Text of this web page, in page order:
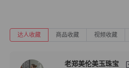
达人收藏 商品收藏 视频收藏
老郑美伦美玉珠宝